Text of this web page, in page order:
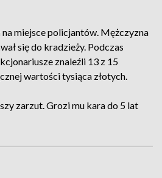
miejsce policjantów. Mężczyzna
się do kradzieży. Podczas
znaleźli 13 z 15
wartości tysiąca złotych.
zarzut. Grozi mu kara do 5 lat